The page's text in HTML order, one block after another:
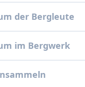
der Bergleute
im Bergwerk